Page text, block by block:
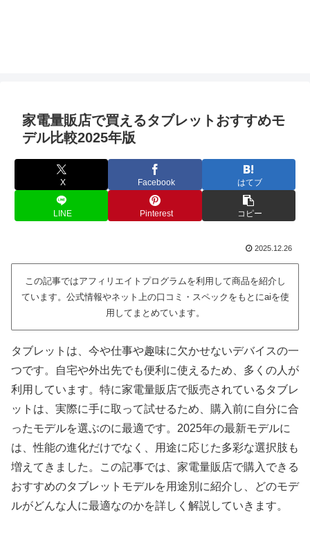
家電量販店で買えるタブレットおすすめモ
デル比較2025年版
X Facebook はてブ
LINE Pinterest コピー
2025.12.26
この記事ではアフィリエイトプログラムを利用して商品を紹介し
ています。公式情報やネット上の口コミ・スペックをもとにaiを使
用してまとめています。
タブレットは、今や仕事や趣味に欠かせないデバイスの一
つです。自宅や外出先でも便利に使えるため、多くの人が
利用しています。特に家電量販店で販売されているタブレ
ットは、実際に手に取って試せるため、購入前に自分に合
ったモデルを選ぶのに最適です。2025年の最新モデルに
は、性能の進化だけでなく、用途に応じた多彩な選択肢も
増えてきました。この記事では、家電量販店で購入できる
おすすめのタブレットモデルを用途別に紹介し、どのモデ
ルがどんな人に最適なのかを詳しく解説していきます。